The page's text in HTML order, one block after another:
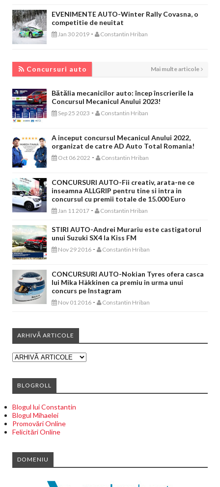
EVENIMENTE AUTO-Winter Rally Covasna, o
competitie de neuitat
Jan 30 2019 - Constantin Hriban
Concursuri auto Mai multe articole
Bătălia mecanicilor auto: încep înscrierile la
Concursul Mecanicul Anului 2023!
Sep 25 2023 - Constantin Hriban
A inceput concursul Mecanicul Anului 2022,
organizat de catre AD Auto Total Romania!
Oct 06 2022 - Constantin Hriban
CONCURSURI AUTO-Fii creativ, arata-ne ce
inseamna ALLGRIP pentru tine si intra in
concursul cu premii totale de 15.000 Euro
Jan 11 2017 - Constantin Hriban
STIRI AUTO-Andrei Murariu este castigatorul
unui Suzuki SX4 la Kiss FM
Nov 29 2016 - Constantin Hriban
CONCURSURI AUTO-Nokian Tyres ofera casca
lui Mika Häkkinen ca premiu in urma unui
concurs pe Instagram
Nov 01 2016 - Constantin Hriban
ARHIVĂ ARTICOLE
BLOGROLL
Blogul lui Constantin
Blogul Mihaelei
Promovări Online
Felicitări Online
DOMENIU